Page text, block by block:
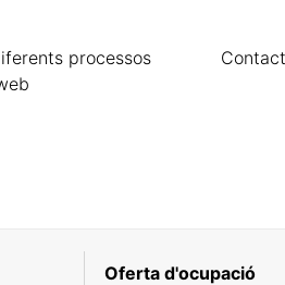
processos
Oferta d'ocupació